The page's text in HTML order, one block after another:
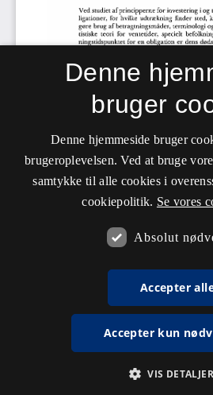
Denne
bruger
Denne hjemmeside bruger
brugeroplevelsen. Ved at bruge
samtykke til alle cookies i
cookiepolitik. Se vores
Absolut
Accepter
Accepter kun
VIS DETALJER